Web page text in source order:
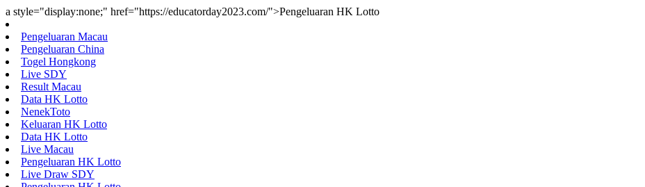
a style="display:none;" href="https://educatorday2023.com/">Pengeluaran HK Lotto
Pengeluaran Macau
Pengeluaran China
Togel Hongkong
Live SDY
Result Macau
Data HK Lotto
NenekToto
Keluaran HK Lotto
Data HK Lotto
Live Macau
Pengeluaran HK Lotto
Live Draw SDY